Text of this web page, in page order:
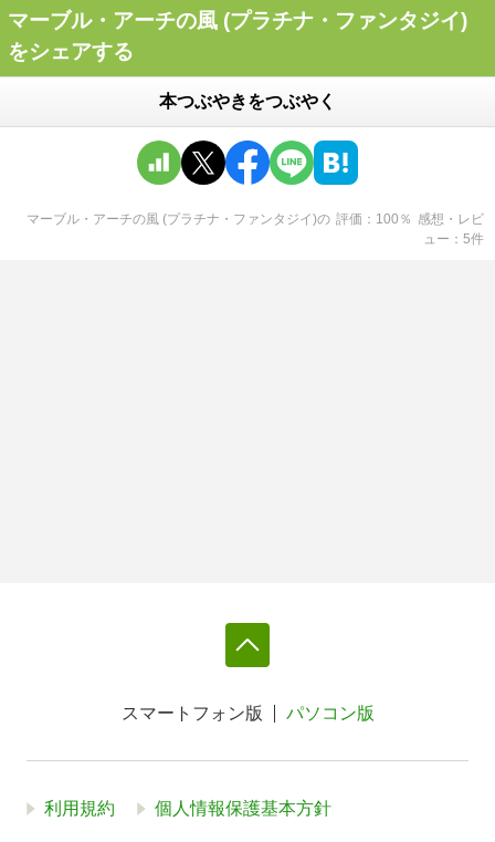
マーブル・アーチの風 (プラチナ・ファンタジイ)
をシェアする
本つぶやきをつぶやく
マーブル・アーチの風 (プラチナ・ファンタジイ)の 評価 100 ％ 感想・レビ
ュー
5件
スマートフォン版 パソコン版
利用規約 個人情報保護基本方針